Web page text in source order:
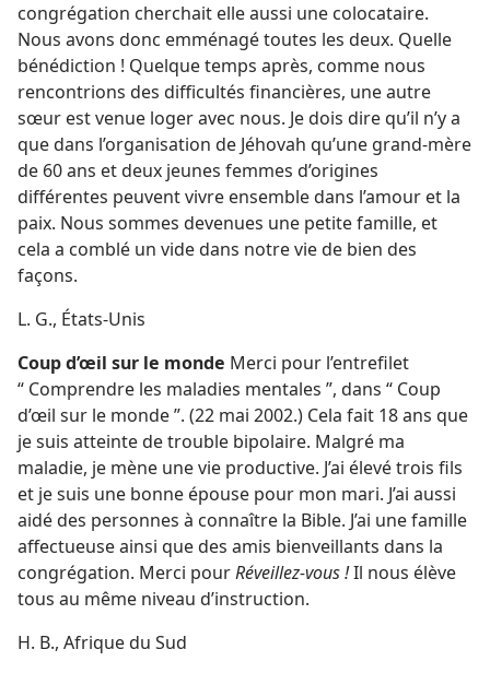
congrégation cherchait elle aussi une colocataire.
Nous avons donc emménagé toutes les deux. Quelle
bénédiction ! Quelque temps après, comme nous
rencontrions des difficultés financières, une autre
sœur est venue loger avec nous. Je dois dire qu’il n’y a
que dans l’organisation de Jéhovah qu’une grand-mère
de 60 ans et deux jeunes femmes d’origines
différentes peuvent vivre ensemble dans l’amour et la
paix. Nous sommes devenues une petite famille, et
cela a comblé un vide dans notre vie de bien des
façons.
L. G., États-Unis
Coup d’œil sur le monde Merci pour l’entrefilet
“ Comprendre les maladies mentales ”, dans “ Coup
d’œil sur le monde ”. (22 mai 2002.) Cela fait 18 ans que
je suis atteinte de trouble bipolaire. Malgré ma
maladie, je mène une vie productive. J’ai élevé trois fils
et je suis une bonne épouse pour mon mari. J’ai aussi
aidé des personnes à connaître la Bible. J’ai une famille
affectueuse ainsi que des amis bienveillants dans la
congrégation. Merci pourRéveillez-vous !Il nous élève
tous au même niveau d’instruction.
H. B., Afrique du Sud